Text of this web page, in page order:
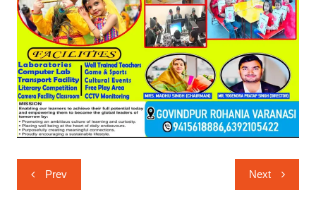
Post
navigation
Prev Next